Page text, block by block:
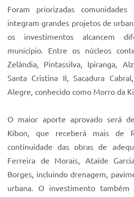
Foram priorizadas
integram grandes projetos de
os investimentos alcancem
município. Entre os núcleos
Zelândia, Pintassilva, Ipiranga,
Santa Cristina II, Sacadura
Alegre, conhecido como Morro da
O maior aporte aprovado será
Kibon, que receberá mais de
continuidade das obras de
Ferreira de Morais, Ataíde
Borges, incluindo drenagem,
urbana. O investimento também